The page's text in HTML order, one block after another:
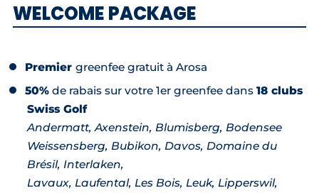
WELCOME PACKAGE
Premiergreenfee gratuit à Arosa
50% de rabais sur votre 1er greenfee dans18 clubs
Swiss Golf
Andermatt, Axenstein, Blumisberg, Bodensee
Weissensberg, Bubikon, Davos, Domaine du
Brésil, Interlaken,
Lavaux, Laufental, Les Bois, Leuk, Lipperswil,